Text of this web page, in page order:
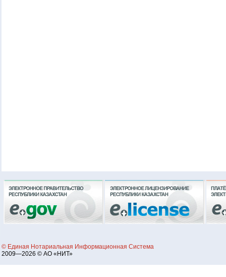
© Единая Нотариальная Информационная Система
2009—2026 © АО «НИТ»